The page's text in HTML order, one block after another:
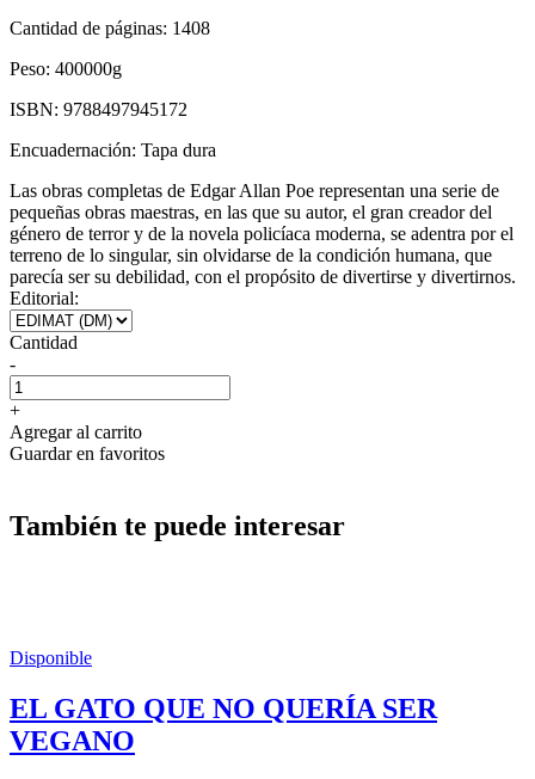
Cantidad de páginas: 1408
Peso: 400000g
ISBN: 9788497945172
Encuadernación: Tapa dura
Las obras completas de Edgar Allan Poe representan una serie de
pequeñas obras maestras, en las que su autor, el gran creador del
género de terror y de la novela policíaca moderna, se adentra por el
terreno de lo singular, sin olvidarse de la condición humana, que
parecía ser su debilidad, con el propósito de divertirse y divertirnos.
Editorial:
Cantidad
-
+
Agregar al carrito
Guardar en favoritos
También te puede interesar
Disponible
EL GATO QUE NO QUERÍA SER
VEGANO